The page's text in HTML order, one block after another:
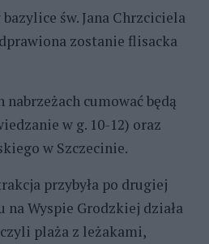
bazylice św. Jana Chrzciciela
zostanie flisacka
cumować będą
w g. 10-12) oraz
w Szczecinie.
przybyła po drugiej
na Wyspie Grodzkiej działa
plaża z leżakami,